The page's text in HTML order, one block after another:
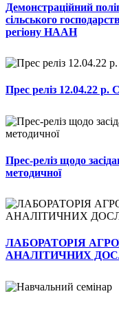
Демонстраційний
сільського
регіону НААН
Прес реліз 12.04.22 р.
Прес-реліз щодо
методичної
ЛАБОРАТОРІЯ
АНАЛІТИЧНИХ